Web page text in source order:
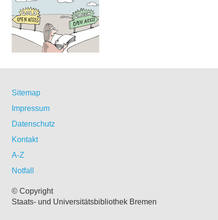
Sitemap
Impressum
Datenschutz
Kontakt
A-Z
Notfall
© Copyright
Staats- und Universitätsbibliothek Bremen